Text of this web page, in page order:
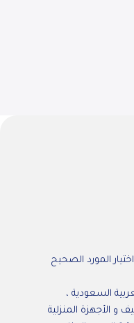
المورد الصحيح
العربية السعودية ،
و الأجهزة المنزلية